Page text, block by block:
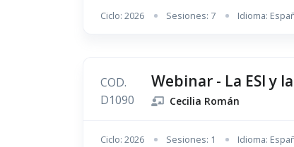
Ciclo: 2026 Sesiones: 7 Idioma:
COD.
D1090
Webinar - La ESI y
Cecilia Román
Ciclo: 2026 Sesiones: 1 Idioma: